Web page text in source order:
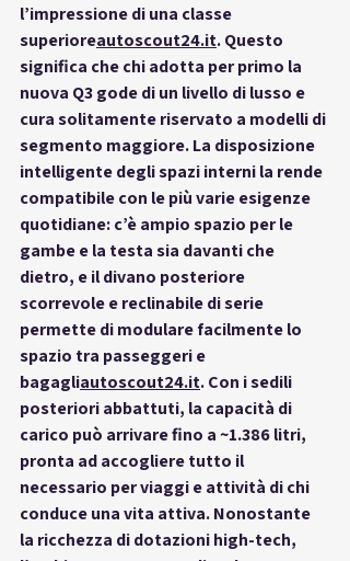
l’impressione di una classe
superioreautoscout24.it. Questo
significa che chi adotta per primo la
nuova Q3 gode di un livello di lusso e
cura solitamente riservato a modelli di
segmento maggiore. La disposizione
intelligente degli spazi interni la rende
compatibile con le più varie esigenze
quotidiane: c’è ampio spazio per le
gambe e la testa sia davanti che
dietro, e il divano posteriore
scorrevole e reclinabile di serie
permette di modulare facilmente lo
spazio tra passeggeri e
bagagliautoscout24.it. Con i sedili
posteriori abbattuti, la capacità di
carico può arrivare fino a ~1.386 litri,
pronta ad accogliere tutto il
necessario per viaggi e attività di chi
conduce una vita attiva. Nonostante
la ricchezza di dotazioni high-tech,